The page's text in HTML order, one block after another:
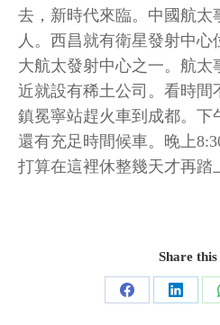
去，新時代來臨。中國航太
人。西昌就有衛星發射中
大航太發射中心之一。航太
近就設有稀土公司。看時間
鎮冕寧站趕火車到成都。下
還有充足時間候車。晚上
打算在這裡休整幾天才再踏
Share this
Share
Share